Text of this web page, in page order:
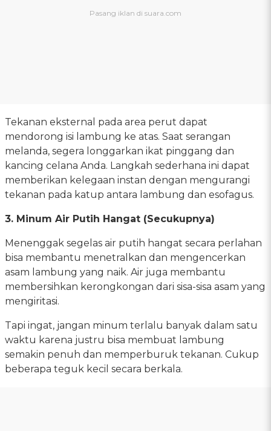
Tekanan eksternal pada area perut dapat
mendorong isi lambung ke atas. Saat serangan
melanda, segera longgarkan ikat pinggang dan
kancing celana Anda. Langkah sederhana ini dapat
memberikan kelegaan instan dengan mengurangi
tekanan pada katup antara lambung dan esofagus.
3. Minum Air Putih Hangat (Secukupnya)
Menenggak segelas air putih hangat secara perlahan
bisa membantu menetralkan dan mengencerkan
asam lambung yang naik. Air juga membantu
membersihkan kerongkongan dari sisa-sisa asam yang
mengiritasi.
Tapi ingat, jangan minum terlalu banyak dalam satu
waktu karena justru bisa membuat lambung
semakin penuh dan memperburuk tekanan. Cukup
beberapa teguk kecil secara berkala.